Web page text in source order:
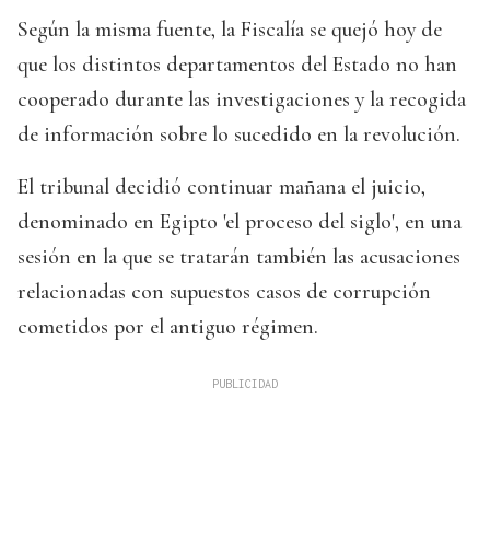
Según la misma fuente, la Fiscalía se quejó hoy de
que los distintos departamentos del Estado no han
cooperado durante las investigaciones y la recogida
de información sobre lo sucedido en la revolución.
El tribunal decidió continuar mañana el juicio,
denominado en Egipto 'el proceso del siglo', en una
sesión en la que se tratarán también las acusaciones
relacionadas con supuestos casos de corrupción
cometidos por el antiguo régimen.